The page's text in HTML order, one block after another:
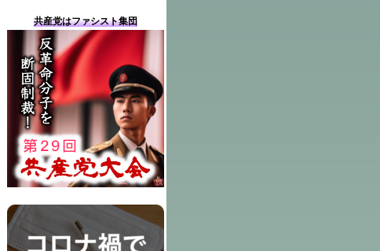
共産党はファシスト集団